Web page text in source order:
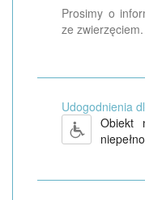
Prosimy o
ze zwierzęciem.
Udogodnienia
Obiekt